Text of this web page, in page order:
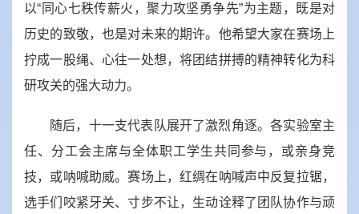
以“同心七秩传薪火，聚力攻坚勇争先”为主题，既是对
历史的致敬，也是对未来的期许。他希望大家在赛场上
拧成一股绳、心往一处想，将团结拼搏的精神转化为科
研攻关的强大动力。
随后，十一支代表队展开了激烈角逐。各实验室主
任、分工会主席与全体职工学生共同参与，或亲身竞
技，或呐喊助威。赛场上，红绸在呐喊声中反复拉锯，
选手们咬紧牙关、寸步不让，生动诠释了团队协作与顽